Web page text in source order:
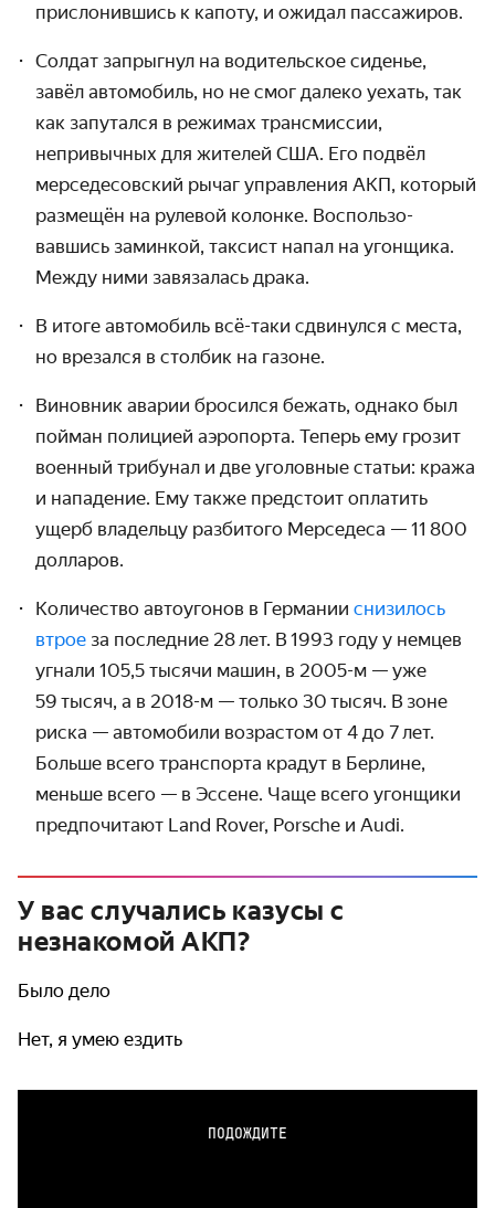
прислонив­шись к капоту, и ожидал пассажиров.
Солдат запрыгнул на водительское сиденье,
завёл автомобиль, но не смог далеко уехать, так
как запутался в режимах трансмиссии,
непривычных для жителей США. Его подвёл
мерседе­совский рычаг управления АКП, который
размещён на рулевой колонке. Воспользо­
вавшись заминкой, таксист напал на угонщика.
Между ними завязалась драка.
В итоге автомобиль всё-таки сдвинулся с места,
но врезался в столбик на газоне.
Виновник аварии бросился бежать, однако был
пойман полицией аэропорта. Теперь ему грозит
военный трибунал и две уголовные статьи: кража
и нападение. Ему также предстоит оплатить
ущерб владельцу разбитого Мерседеса — 11 800
долларов.
Количество автоугонов в Германии снизилось
втрое за последние 28 лет. В 1993 году у немцев
угнали 105,5 тысячи машин, в 2005-м — уже
59 тысяч, а в 2018-м — только 30 тысяч. В зоне
риска — автомобили возрастом от 4 до 7 лет.
Больше всего транспорта крадут в Берлине,
меньше всего — в Эссене. Чаще всего угонщики
предпочитают Land Rover, Porsche и Audi.
У вас случались казусы с
незнакомой АКП?
Было дело
Нет, я умею ездить
ПОДОЖДИТЕ